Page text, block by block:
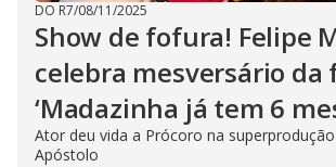
DO R7/08/11/2025
Show de fofura! Felipe
celebra mesversário da
‘Madazinha já tem 6
Ator deu vida a Prócoro na
Apóstolo